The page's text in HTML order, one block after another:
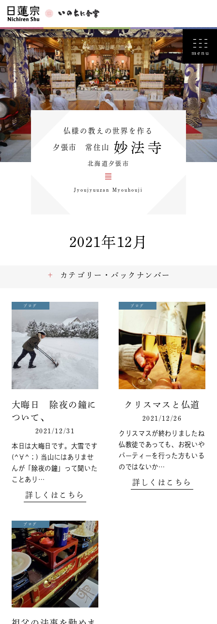
仏様の教えの世界を作る
夕張市 常住山 妙法寺
北海道夕張市
Jyoujyuuzan Myouhouji
2021年12月
ブログ
大晦日 除夜の鐘に
ついて、
2021/12/31
本日は大晦日です。大雪です
(^∀^；) 当山にはありませ
んが「除夜の鐘」って聞いた
ことあり…
詳しくはこちら
ブログ
クリスマスと仏道
2021/12/26
クリスマスが終わりましたね
仏教徒であっても、お祝いや
パーティーを行った方もいる
のではないか…
詳しくはこちら
ブログ
カテゴリー・バックナンバー